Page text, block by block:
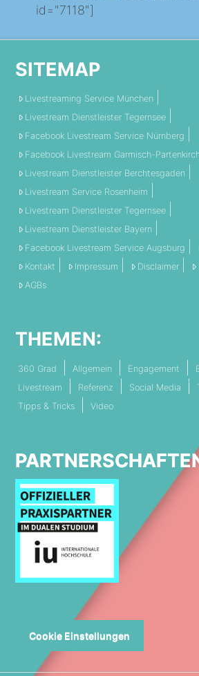
id="7118"]
SITEMAP
Livestreaming Service München
Livestream Dienstleister Tegernsee
Facebook Livestream Service Nürnberg
Facebook Livestream Garmisch-
Livestream Dienstleister Berchtesgaden
Livestream Service Rosenheim
Livestream Dienstleister Tegernsee
Livestream Dienstleister Bayern
Facebook Livestream Service Augsburg
Kontakt
Impressum Disclaimer
AGBs
THEMEN:
360 Grad Allgemein Engagement
Livestream
Referenz Social Media
Tipps & Tricks
Video
Cookie Einstellungen